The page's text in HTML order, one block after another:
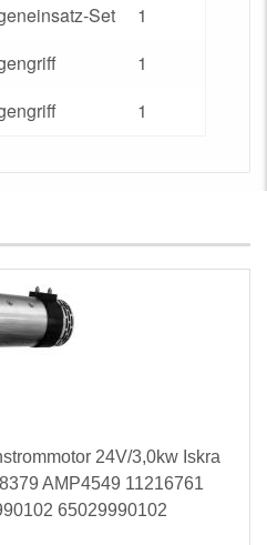
Set
1
1
1
24V/3,0kw Iskra
AMP4549 11216761
65029990102